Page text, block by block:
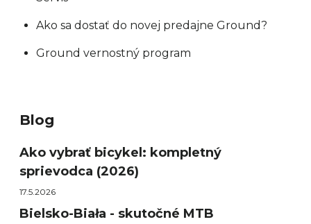
Ako sa dostať do novej predajne Ground?
Ground vernostný program
Blog
Ako vybrať bicykel: kompletný
sprievodca (2026)
17.5.2026
Bielsko-Biała - skutočné MTB